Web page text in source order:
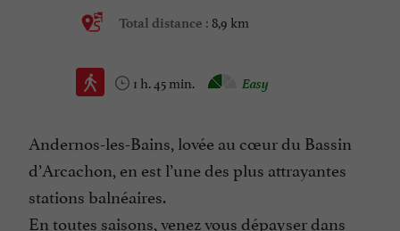
Total distance : 8,9 km
1 h. 45 min. Easy
Andernos-les-Bains, lovée au cœur du Bassin
d’Arcachon, en est l’une des plus attrayantes
stations balnéaires.
En toutes saisons, venez vous dépayser dans